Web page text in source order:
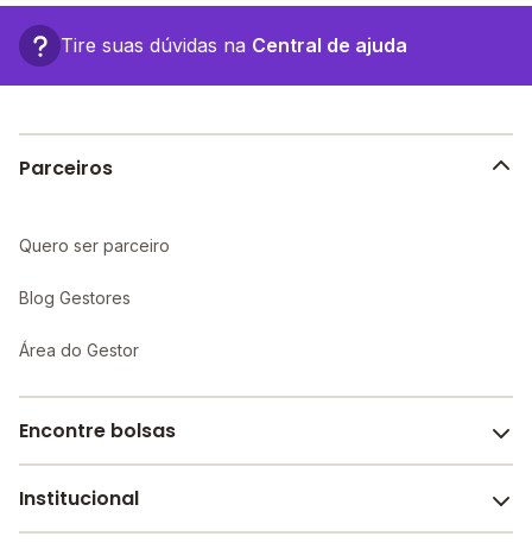
- PB.
Tire suas dúvidas na Central de ajuda
Parceiros
Quero ser parceiro
Blog Gestores
Área do Gestor
Encontre bolsas
Melhores escolas de São Paulo
Institucional